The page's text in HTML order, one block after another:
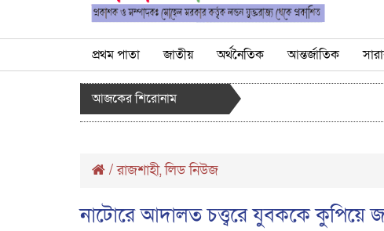
প্রথম পাতা জাতীয় অর্থনৈতিক আন্তর্জাতিক
আজকের শিরোনাম
/রাজশাহী,লিড নিউজ
নাটোরে আদালত চত্ত্বরে যুবককে কুপিয়ে